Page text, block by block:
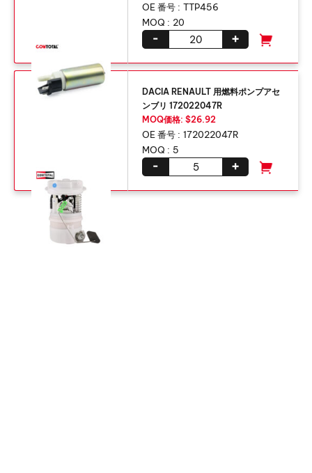
OE 番号 : TTP456
MOQ : 20
+
-
DACIA RENAULT 用燃料ポンプアセ
ンブリ 172022047R
MOQ価格: $26.92
OE 番号 : 172022047R
MOQ : 5
+
-